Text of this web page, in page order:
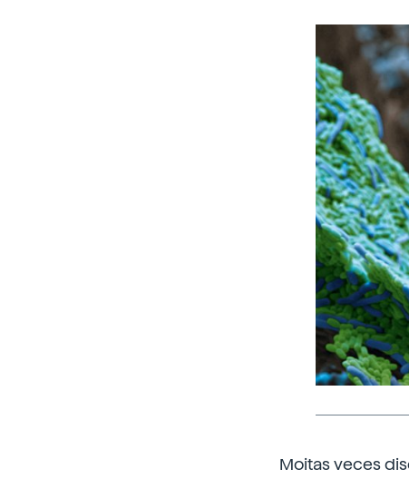
Moitas veces